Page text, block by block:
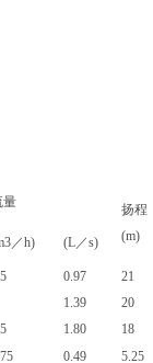
量
扬程
(m)
／h) (L／s)
0.97
1.39
1.80
21
20
18
0.49
5.25